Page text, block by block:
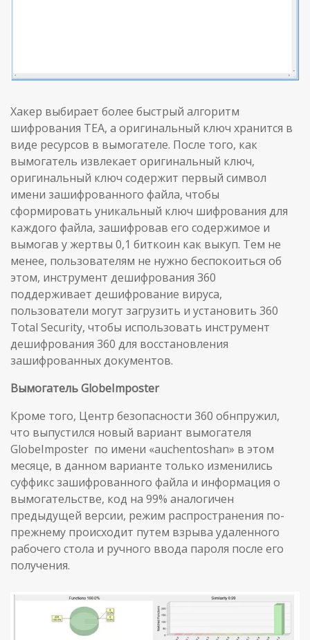
Хакер выбирает более быстрый алгоритм
шифрования TEA, а оригинальный ключ хранится в
виде ресурсов в вымогателе. После того, как
вымогатель извлекает оригинальный ключ,
оригинальный ключ содержит первый символ
имени зашифрованного файла, чтобы
сформировать уникальный ключ шифрования для
каждого файла, зашифровав его содержимое и
вымогав у жертвы 0,1 биткоин как выкуп. Тем не
менее, пользователям не нужно беспокоиться об
этом, инструмент дешифрования 360
поддерживает дешифрование вируса,
пользователи могут загрузить и установить 360
Total Security, чтобы использовать инструмент
дешифрования 360 для восстановления
зашифрованных документов.
ВымогательGlobeImposter
Кроме того, Центр безопасности 360 обнпружил,
что выпустился новый вариант вымогателя
GlobeImposter по имени «auchentoshan» в этом
месяце, в данном варианте только изменились
суффикс зашифрованного файла и информация о
вымогательстве, код на 99% аналогичен
предыдущей версии, режим распространения по-
прежнему происходит путем взрыва удаленного
рабочего стола и ручного ввода пароля после его
получения.